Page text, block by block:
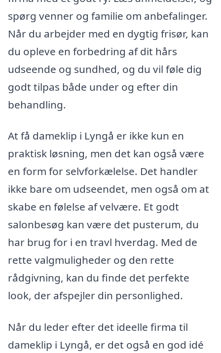
spørg venner og familie om anbefalinger.
Når du arbejder med en dygtig frisør, kan
du opleve en forbedring af dit hårs
udseende og sundhed, og du vil føle dig
godt tilpas både under og efter din
behandling.
At få dameklip i Lyngå er ikke kun en
praktisk løsning, men det kan også være
en form for selvforkælelse. Det handler
ikke bare om udseendet, men også om at
skabe en følelse af velvære. Et godt
salonbesøg kan være det pusterum, du
har brug for i en travl hverdag. Med de
rette valgmuligheder og den rette
rådgivning, kan du finde det perfekte
look, der afspejler din personlighed.
Når du leder efter det ideelle firma til
dameklip i Lyngå, er det også en god idé